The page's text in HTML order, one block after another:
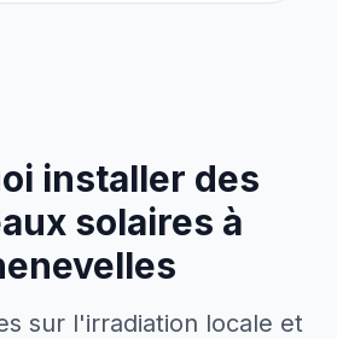
installer des
solaires à
sur l'irradiation locale et